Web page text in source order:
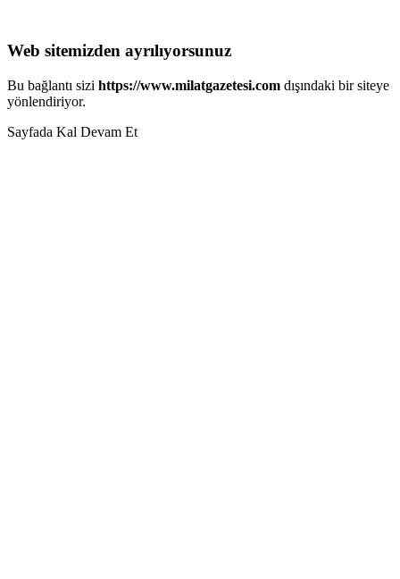
Web sitemizden ayrılıyorsunuz
Bu bağlantı sizi https://www.milatgazetesi.com dışındaki bir siteye
yönlendiriyor.
Sayfada Kal Devam Et